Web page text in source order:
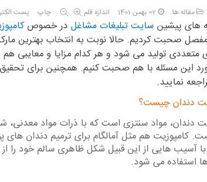
مقاله ها اندازه قلم چاپ پست 123 45
های پیشین سایت تبلیغات مشاغل در خصوص
صحبت کردیم. حالا نوبت به انتخاب بهترین
متعددی تولید می شود و هر کدام مزایا و معایبی هم
این مسئله با هم صحبت کنیم. همچنین برای
نمایید.
دندان چیست؟
دندان، مواد سنتزی است که با ذرات مواد معدنی،
کامپوزیت هم مثل آمالگام برای ترمیم دندان های
آسیب هایی از این قبیل شکل ظاهری سالم خود را
استفاده می شود.